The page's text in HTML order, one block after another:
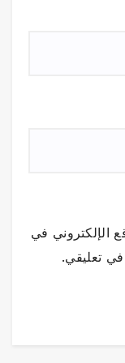
الإلكتروني في
في تعليقي.